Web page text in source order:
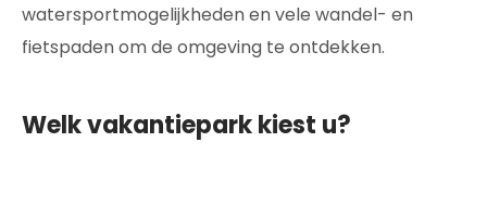
watersportmogelijkheden en vele wandel- en
fietspaden om de omgeving te ontdekken.
Welk vakantiepark kiest u?